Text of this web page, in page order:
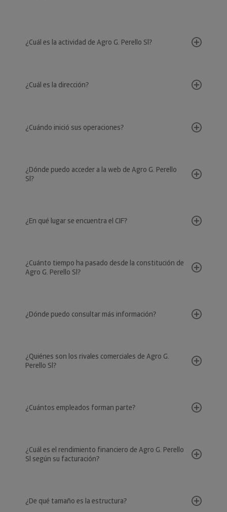
¿Cuál es la actividad de Agro G. Perello Sl?
¿Cuál es la dirección?
¿Cuándo inició sus operaciones?
¿Dónde puedo acceder a la web de Agro G. Perello
Sl?
¿En qué lugar se encuentra el CIF?
¿Cuánto tiempo ha pasado desde la constitución de
Agro G. Perello Sl?
¿Dónde puedo consultar más información?
¿Quiénes son los rivales comerciales de Agro G.
Perello Sl?
¿Cuántos empleados forman parte?
¿Cuál es el rendimiento financiero de Agro G. Perello
Sl según su facturación?
¿De qué tamaño es la estructura?